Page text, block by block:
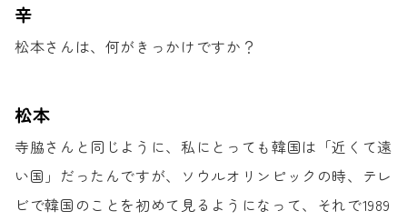
辛
松本さんは、何がきっかけですか？
松本
寺脇さんと同じように、私にとっても韓国は 「近くて遠
い国」だったんですが、
ソウルオリンピックの時、 テレ
ビで韓国のことを初めて見るようになって、 それで1989